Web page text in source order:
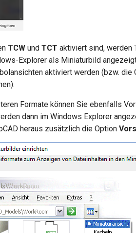
TCW und TCT aktiviert sind, werden
Explorer als Miniaturbild
aktiviert werden (bzw. die
Formate können Sie ebenfalls
dann im Windows Explorer
heraus zusätzlich die Option